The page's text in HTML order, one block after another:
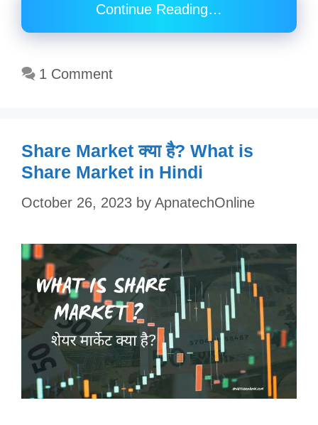
Continue Reading…
1 Comment
Share Market क्या है? What is
Share Market in Hindi
October 26, 2023 by ApnatechOnline